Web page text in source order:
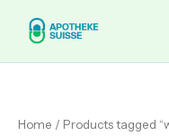
content
Home / Products tagged